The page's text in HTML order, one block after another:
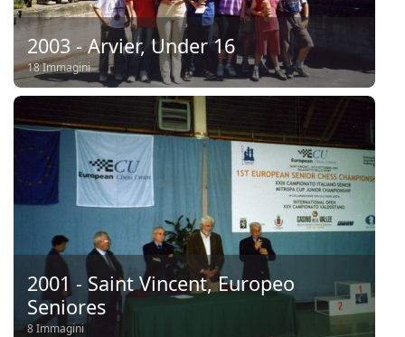
2003 - Arvier, Under 16
18 Immagini
2001 - Saint Vincent, Europeo
Seniores
8 Immagini